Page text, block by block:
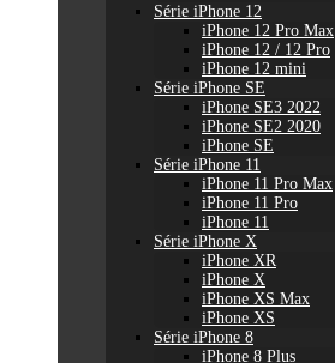
Série iPhone 12
iPhone 12 Pro Max
iPhone 12 / 12 Pro
iPhone 12 mini
Série iPhone SE
iPhone SE3 2022
iPhone SE2 2020
iPhone SE
Série iPhone 11
iPhone 11 Pro Max
iPhone 11 Pro
iPhone 11
Série iPhone X
iPhone XR
iPhone X
iPhone XS Max
iPhone XS
Série iPhone 8
iPhone 8 Plus